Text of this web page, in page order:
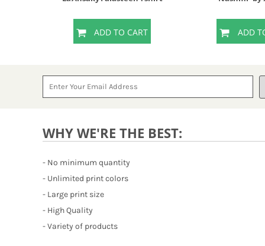
ADD TO CART ADD
WHY WE'RE THE BEST:
- No minimum quantity
- Unlimited print colors
- Large print size
- High Quality
- Variety of products